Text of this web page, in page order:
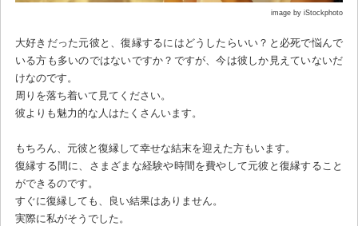
image by iStockphoto
大好きだった元彼と、復縁するにはどうしたらいい？と必死で悩んで
いる方も多いのではないですか？ですが、今は彼しか見えていないだ
けなのです。
周りを落ち着いて見てください。
彼よりも魅力的な人はたくさんいます。
もちろん、元彼と復縁して幸せな結末を迎えた方もいます。
復縁する間に、さまざまな経験や時間を費やして元彼と復縁すること
ができるのです。
すぐに復縁しても、良い結果はありません。
実際に私がそうでした。